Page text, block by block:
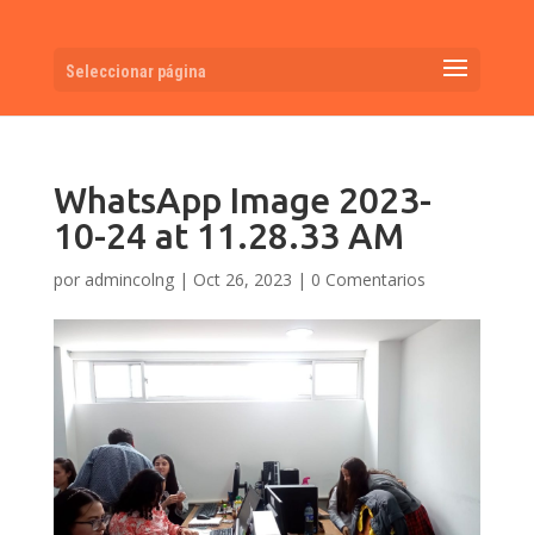
Seleccionar página
WhatsApp Image 2023-
10-24 at 11.28.33 AM
por admincolng| Oct 26, 2023 | 0 Comentarios